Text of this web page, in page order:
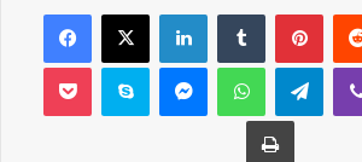
Facebook
X LinkedInTumblr
Pocket Skype MessengerWhatsApp
Yazdır